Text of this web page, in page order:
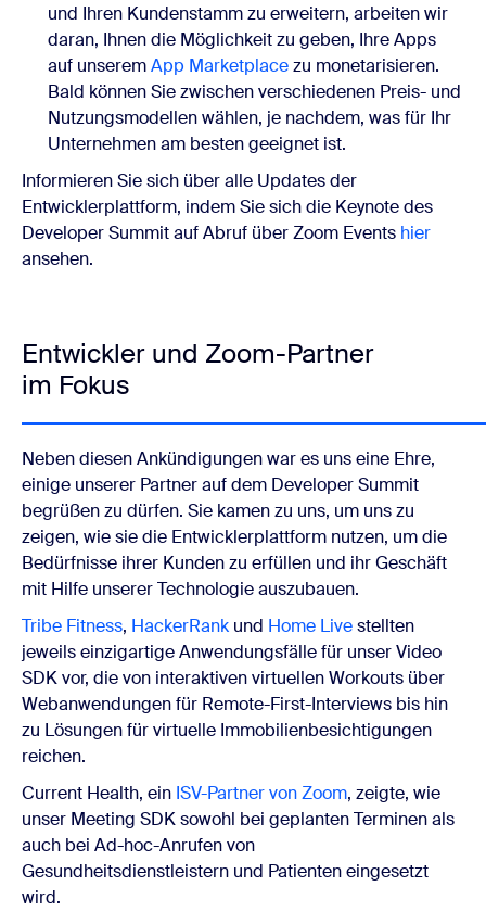
und Ihren Kundenstamm zu erweitern, arbeiten wir
daran, Ihnen die Möglichkeit zu geben, Ihre Apps
auf unseremApp Marketplacezu monetarisieren.
Bald können Sie zwischen verschiedenen Preis- und
Nutzungsmodellen wählen, je nachdem, was für Ihr
Unternehmen am besten geeignet ist.
Informieren Sie sich über alle Updates der
Entwicklerplattform, indem Sie sich die Keynote des
Developer Summit auf Abruf über Zoom Events hier
ansehen.
Entwickler und Zoom-Partner
im Fokus
Neben diesen Ankündigungen war es uns eine Ehre,
einige unserer Partner auf dem Developer Summit
begrüßen zu dürfen. Sie kamen zu uns, um uns zu
zeigen, wie sie die Entwicklerplattform nutzen, um die
Bedürfnisse ihrer Kunden zu erfüllen und ihr Geschäft
mit Hilfe unserer Technologie auszubauen.
Tribe Fitness, HackerRank und Home Livestellten
jeweils einzigartige Anwendungsfälle für unser Video
SDK vor, die von interaktiven virtuellen Workouts über
Webanwendungen für Remote-First-Interviews bis hin
zu Lösungen für virtuelle Immobilienbesichtigungen
reichen.
Current Health, ein ISV-Partner von Zoom, zeigte, wie
unser Meeting SDK sowohl bei geplanten Terminen als
auch bei Ad-hoc-Anrufen von
Gesundheitsdienstleistern und Patienten eingesetzt
wird.